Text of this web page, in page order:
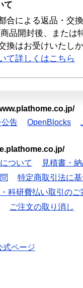
て
合による返品・交
品開封後、または
換はお受けいたし
て詳しくはこちら
公告 OpenBlocks
ついて
見積書・
特定商取引法に
科研費払い取引のご
ご注文の取り消し
式ページ